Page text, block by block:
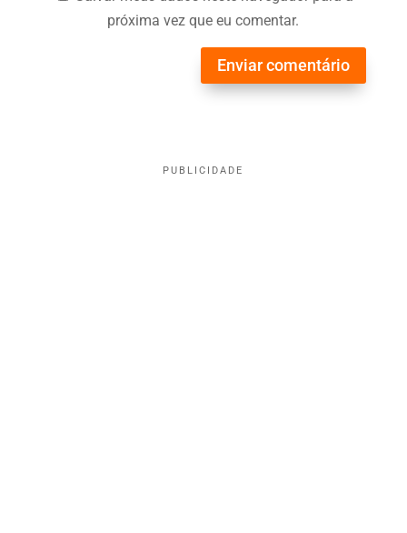
próxima vez que eu comentar.
Enviar comentário
PUBLICIDADE